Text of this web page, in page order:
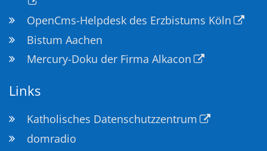
OpenCms-Helpdesk des Erzbistums Köln
Bistum Aachen
Mercury-Doku der Firma Alkacon
Links
Katholisches Datenschutzzentrum
domradio